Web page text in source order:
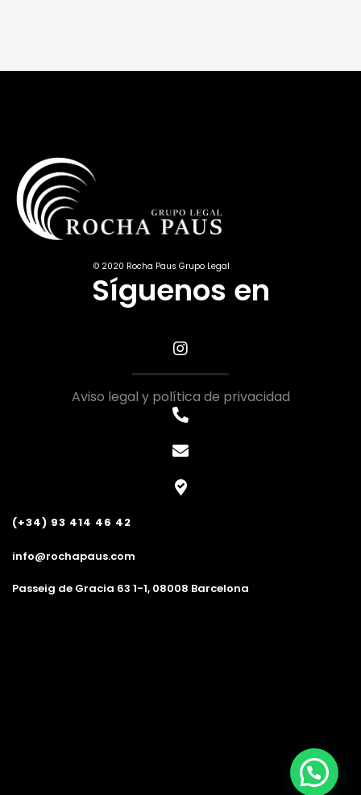
© 2020 Rocha Paus Grupo Legal
Síguenos en
Aviso legal y política de privacidad
(+34) 93 414 46 42
info@rochapaus.com
Passeig de Gracia 63 1-1, 08008 Barcelona